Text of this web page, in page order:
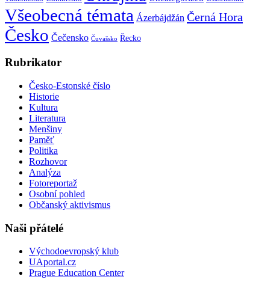
Všeobecná témata Ázerbájdžán Černá Hora
Česko Čečensko Čuvašsko Řecko
Rubrikator
Česko-Estonské číslo
Historie
Kultura
Literatura
Menšiny
Paměť
Politika
Rozhovor
Analýza
Fotoreportaž
Osobní pohled
Občanský aktivismus
Naši přátelé
Východoevropský klub
UAportal.cz
Prague Education Center